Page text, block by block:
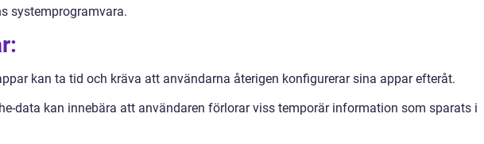
systemprogramvara.
kan ta tid och kräva att användarna återigen konfigurerar sina appar efteråt.
data kan innebära att användaren förlorar viss temporär information som sparats i